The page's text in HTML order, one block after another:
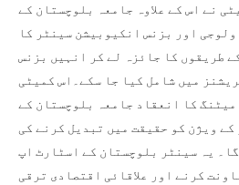
نے اس کے علاوہ جامعہ بلوچستان کے
اور بزنس انکیوبیشن سینٹر کا
طریقوں کا جائزہ لے کر انہیں بزنس
میں شامل کیا جا سکے۔اس کمیٹی
کا انعقاد جامعہ بلوچستان کے
ویژن کو حقیقت میں تبدیل کرنے کی
یہ سینٹر بلوچستان کے اسٹارٹ اپ
کرنے اور علاقائی اقتصادی ترقی